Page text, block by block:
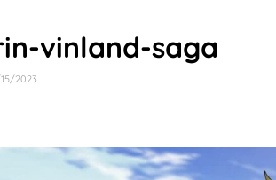
vinland-saga
2023